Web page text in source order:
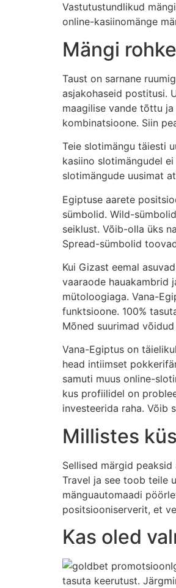
Vastutustundlikud
online-kasiinomänge
Mängi
Taust on sarnane
asjakohaseid postitusi.
maagilise vande tõttu
kombinatsioone. Siin
Teie slotimängu täiesti
kasiino slotimängudel
slotimängude uusimat
Egiptuse aarete
sümbolid. Wild-
seiklust. Võib-olla üks
Spread-sümbolid
Kui Gizast eemal
vaaraode hauakambrid
mütoloogiaga. Vana-
funktsioone. 100%
Mõned suurimad
Vana-Egiptus on
head intiimset
samuti muus online-
kus profiilidel on
investeerida raha. Võib
Millistes
Sellised märgid
Travel ja see toob teile
mänguautomaadi
positsiooniserverit, et
Kas oled
tasuta keerutust.